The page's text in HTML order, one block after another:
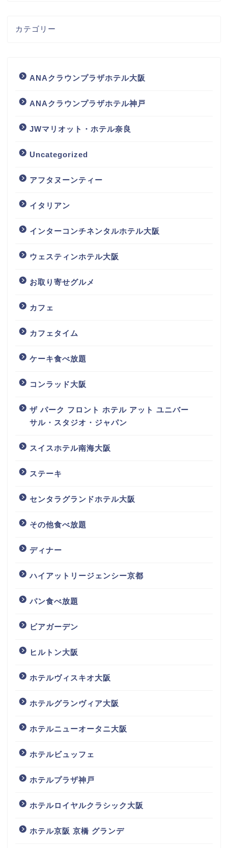
カテゴリー
ANAクラウンプラザホテル大阪
ANAクラウンプラザホテル神戸
JWマリオット・ホテル奈良
Uncategorized
アフタヌーンティー
イタリアン
インターコンチネンタルホテル大阪
ウェスティンホテル大阪
お取り寄せグルメ
カフェ
カフェタイム
ケーキ食べ放題
コンラッド大阪
ザ パーク フロント ホテル アット ユニバー
サル・スタジオ・ジャパン
スイスホテル南海大阪
ステーキ
センタラグランドホテル大阪
その他食べ放題
ディナー
ハイアットリージェンシー京都
パン食べ放題
ビアガーデン
ヒルトン大阪
ホテルヴィスキオ大阪
ホテルグランヴィア大阪
ホテルニューオータニ大阪
ホテルビュッフェ
ホテルプラザ神戸
ホテルロイヤルクラシック大阪
ホテル京阪 京橋 グランデ